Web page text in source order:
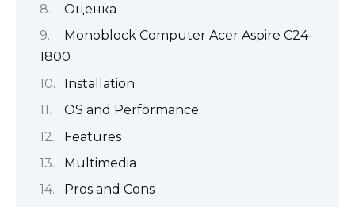
Оценка
Monoblock Computer Acer Aspire C24-
1800
Installation
OS and Performance
Features
Multimedia
Pros and Cons